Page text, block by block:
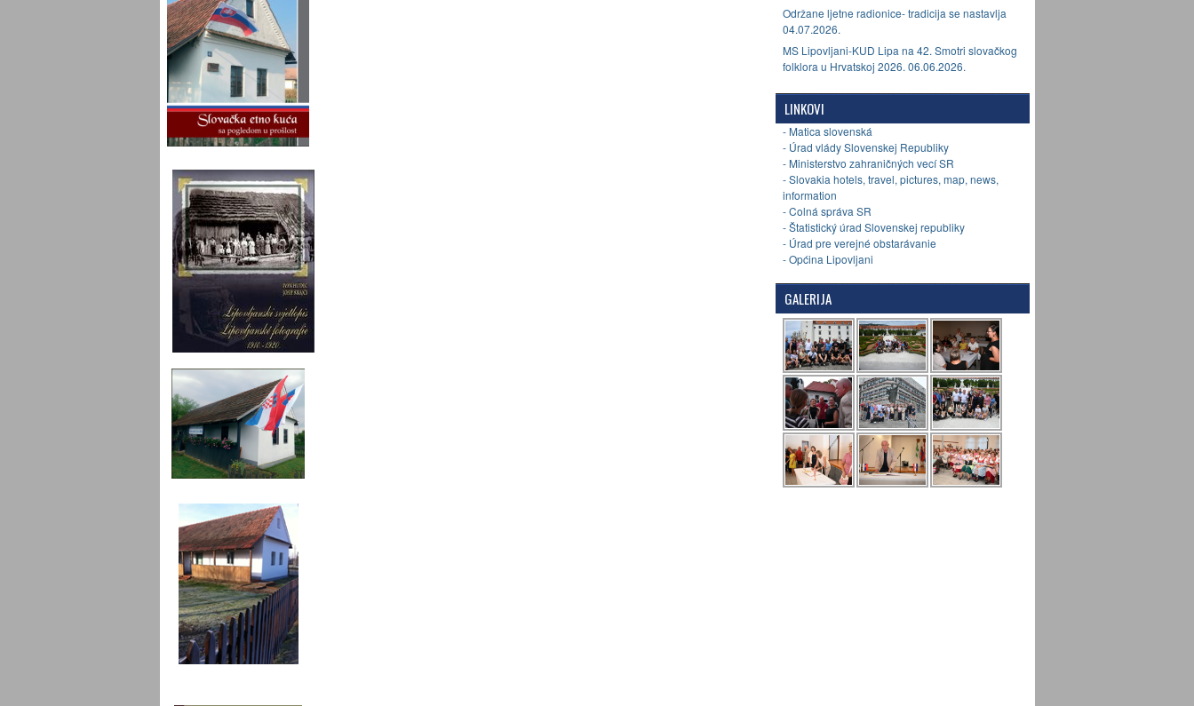
Održane ljetne radionice- tradicija se nastavlja
04.07.2026.
MS Lipovljani-KUD Lipa na 42. Smotri slovačkog
folklora u Hrvatskoj 2026. 06.06.2026.
LINKOVI
- Matica slovenská
- Úrad vlády Slovenskej Republiky
- Ministerstvo zahraničných vecí SR
- Slovakia hotels, travel, pictures, map, news,
information
- Colná správa SR
- Štatistický úrad Slovenskej republiky
- Úrad pre verejné obstarávanie
- Općina Lipovljani
GALERIJA